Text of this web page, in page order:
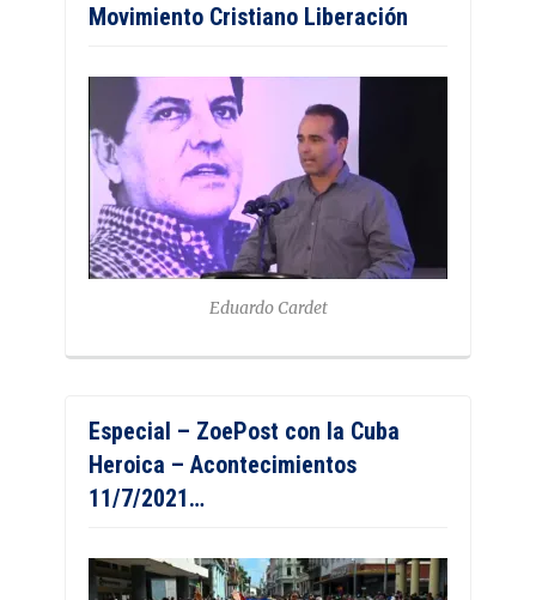
Movimiento Cristiano Liberación
Eduardo Cardet
Especial – ZoePost con la Cuba
Heroica – Acontecimientos
11/7/2021…